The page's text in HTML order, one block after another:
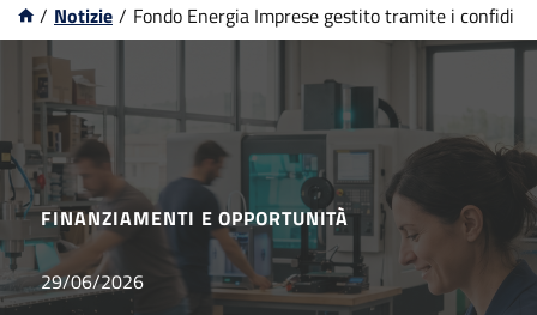
/ Notizie / Fondo Energia Imprese gestito tramite i confidi
FINANZIAMENTI E OPPORTUNITÀ
29/06/2026